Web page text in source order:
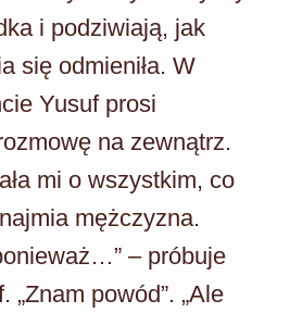
i podziwiają, jak
się odmieniła. W
Yusuf prosi
na zewnątrz.
mi o wszystkim, co
mężczyzna.
– próbuje
„Znam powód”. „Ale